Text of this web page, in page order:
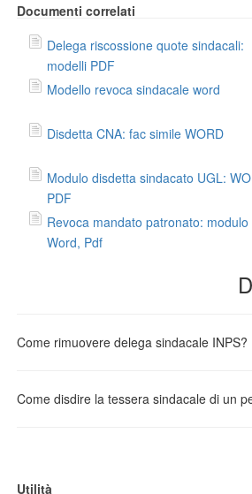
Documenti correlati
Delega riscossione quote sindacali:
modelli PDF
Modello revoca sindacale word
Disdetta CNA: fac simile WORD
Modulo disdetta sindacato UGL:
PDF
Revoca mandato patronato: modulo
Word, Pdf
Come rimuovere delega sindacale INPS?
Come disdire la tessera sindacale di un
Utilità